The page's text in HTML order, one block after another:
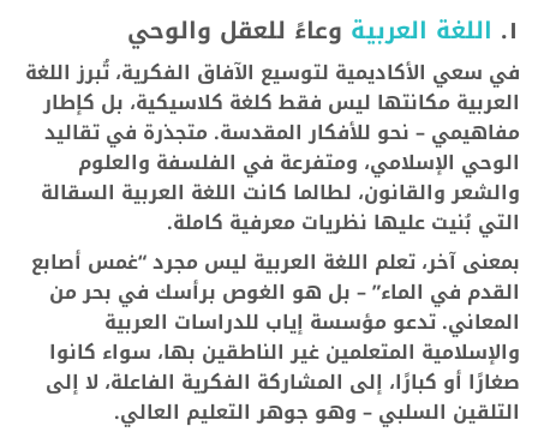
١. اللغة العربية وعاءً للعقل والوحي
في سعي الأكاديمية لتوسيع الآفاق الفكرية، تُبرز اللغة
العربية مكانتها ليس فقط كلغة كلاسيكية، بل كإطار
مفاهيمي – نحو للأفكار المقدسة. متجذرة في تقاليد
الوحي الإسلامي، ومتفرعة في الفلسفة والعلوم
والشعر والقانون، لطالما كانت اللغة العربية السقالة
التي بُنيت عليها نظريات معرفية كاملة.
بمعنى آخر، تعلم اللغة العربية ليس مجرد “غمس أصابع
القدم في الماء” – بل هو الغوص برأسك في بحر من
المعاني. تدعو مؤسسة إياب للدراسات العربية
والإسلامية المتعلمين غير الناطقين بها، سواء كانوا
صغارًا أو كبارًا، إلى المشاركة الفكرية الفاعلة، لا إلى
التلقين السلبي – وهو جوهر التعليم العالي.